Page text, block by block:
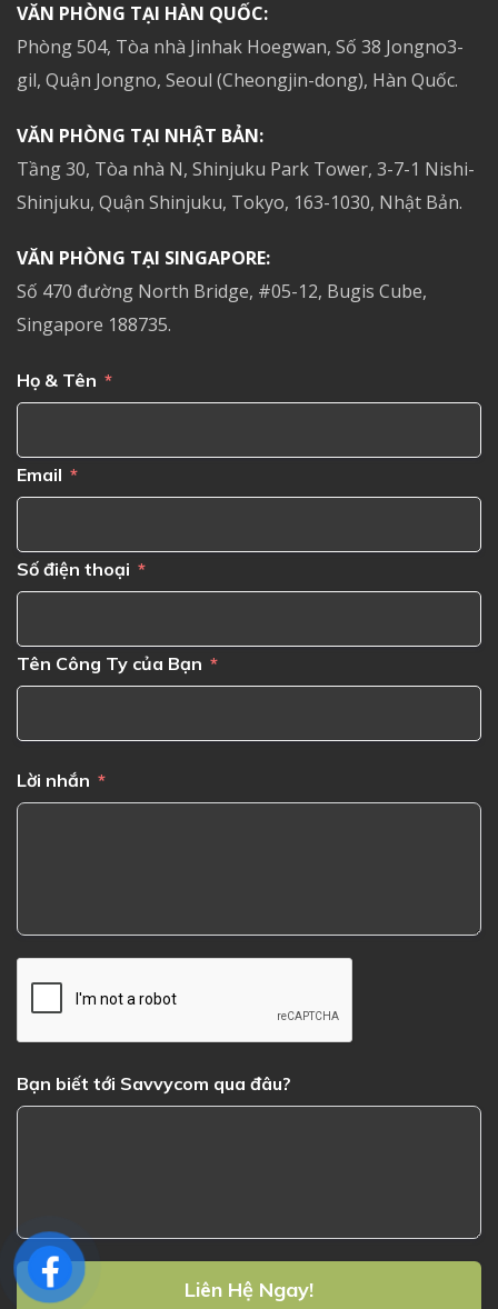
VĂN PHÒNG TẠI HÀN QUỐC:
Phòng 504, Tòa nhà Jinhak Hoegwan, Số 38 Jongno3-
gil, Quận Jongno, Seoul (Cheongjin-dong), Hàn Quốc.
VĂN PHÒNG TẠI NHẬT BẢN:
Tầng 30, Tòa nhà N, Shinjuku Park Tower, 3-7-1 Nishi-
Shinjuku, Quận Shinjuku, Tokyo, 163-1030, Nhật Bản.
VĂN PHÒNG TẠI SINGAPORE:
Số 470 đường North Bridge, #05-12, Bugis Cube,
Singapore 188735.
Họ & Tên
Email
Số điện thoại
Tên Công Ty của Bạn
Lời nhắn
Bạn biết tới Savvycom qua đâu?
Liên Hệ Ngay!